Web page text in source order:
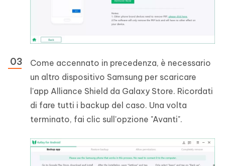
Come accennato in precedenza, è necessario
un altro dispositivo Samsung per scaricare
l'app Alliance Shield da Galaxy Store. Ricordati
di fare tutti i backup del caso. Una volta
terminato, fai clic sull'opzione "Avanti".